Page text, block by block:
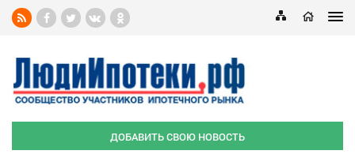
ДОБАВИТЬ СВОЮ НОВОСТЬ